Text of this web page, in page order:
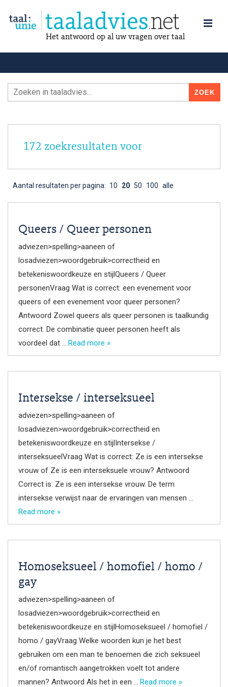
Het antwoord op al uw vragen over taal
172 zoekresultaten voor
Aantal resultaten per pagina: 10 20 50 100 alle
Queers / Queer personen
adviezen>spelling>aaneen of
losadviezen>woordgebruik>correctheid en
betekeniswoordkeuze en stijlQueers / Queer
personenVraag Wat is correct: een evenement voor
queers of een evenement voor queer personen?
Antwoord Zowel queers als queer personen is taalkundig
correct. De combinatie queer personen heeft als
voordeel dat … Read more »
Intersekse / interseksueel
adviezen>spelling>aaneen of
losadviezen>woordgebruik>correctheid en
betekeniswoordkeuze en stijlIntersekse /
interseksueelVraag Wat is correct: Ze is een intersekse
vrouw of Ze is een interseksuele vrouw? Antwoord
Correct is: Ze is een intersekse vrouw. De term
intersekse verwijst naar de ervaringen van mensen …
Read more »
Homoseksueel / homofiel / homo /
gay
adviezen>spelling>aaneen of
losadviezen>woordgebruik>correctheid en
betekeniswoordkeuze en stijlHomoseksueel / homofiel /
homo / gayVraag Welke woorden kun je het best
gebruiken om een man te benoemen die zich seksueel
en/of romantisch aangetrokken voelt tot andere
mannen? Antwoord Als het in een … Read more »